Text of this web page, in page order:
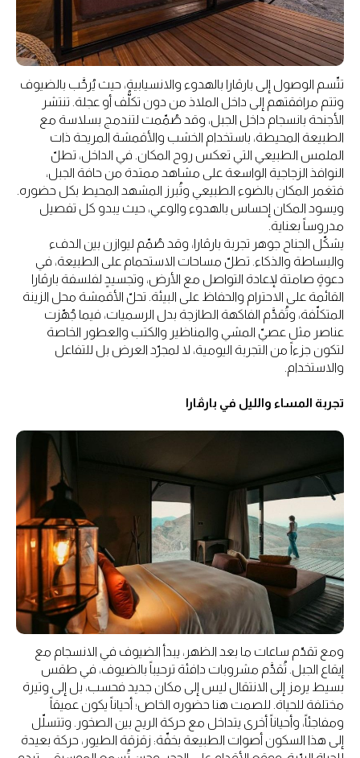
تتّسم الوصول إلى بارڤارا بالهدوء والانسيابية، حيث يُرحَّب بالضيوف
وتتم مرافقتهم إلى داخل الملاذ من دون تكلُّف أو عجلة. تنتشر
الأجنحة بانسجام داخل الجبل، وقد صُمّمت لتندمج بسلاسة مع
الطبيعة المحيطة، باستخدام الخشب والأقمشة المريحة ذات
الملمس الطبيعي التي تعكس روح المكان. في الداخل، تطلّ
النوافذ الزجاجية الواسعة على مشاهد ممتدة من حافة الجبل،
فتغمر المكان بالضوء الطبيعي وتُبرز المشهد المحيط بكل حضوره.
ويسود المكان إحساس بالهدوء والوعي، حيث يبدو كل تفصيل
مدروساً بعناية.
يشكّل الجناح جوهر تجربة بارڤارا، وقد صُمّم ليوازن بين الدفء
والبساطة والذكاء. تطلّ مساحات الاستحمام على الطبيعة، في
دعوةٍ صامتة لإعادة التواصل مع الأرض، وتجسيدٍ لفلسفة بارڤارا
القائمة على الاحترام والحفاظ على البيئة. تحلّ الأقمشة محل الزينة
المتكلّفة، وتُقدَّم الفاكهة الطازجة بدل الرسميات، فيما جُهّزت
عناصر مثل عصيّ المشي والمناظير والكتب والعطور الخاصة
لتكون جزءاً من التجربة اليومية، لا لمجرّد العرض بل للتفاعل
والاستخدام.
تجربة المساء والليل في بارڤارا
ومع تقدّم ساعات ما بعد الظهر، يبدأ الضيوف في الانسجام مع
إيقاع الجبل. تُقدَّم مشروبات دافئة ترحيباً بالضيوف، في طقس
بسيط يرمز إلى الانتقال ليس إلى مكان جديد فحسب، بل إلى وتيرة
مختلفة للحياة. للصمت هنا حضوره الخاص؛ أحياناً يكون عميقاً
ومفاجئاً، وأحياناً أخرى يتداخل مع حركة الريح بين الصخور. وتتسلّل
إلى هذا السكون أصوات الطبيعة بخفّة: زقزقة الطيور، حركة بعيدة